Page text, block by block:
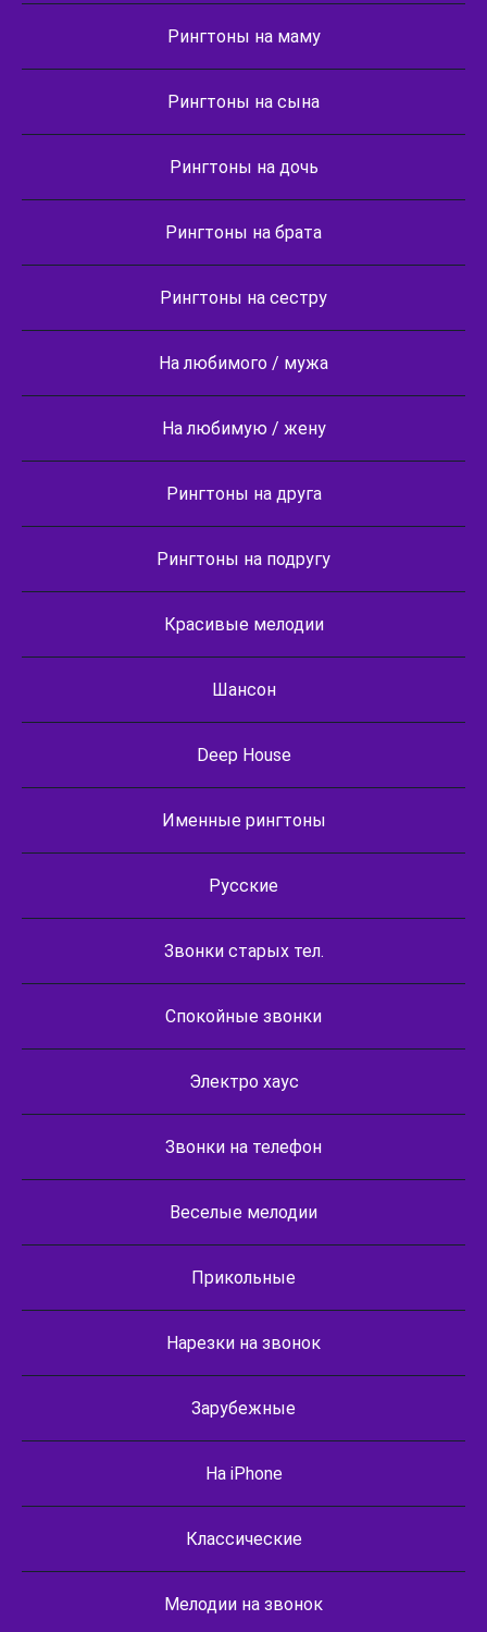
Рингтоны на маму
Рингтоны на сына
Рингтоны на дочь
Рингтоны на брата
Рингтоны на сестру
На любимого / мужа
На любимую / жену
Рингтоны на друга
Рингтоны на подругу
Красивые мелодии
Шансон
Deep House
Именные рингтоны
Русские
Звонки старых тел.
Спокойные звонки
Электро хаус
Звонки на телефон
Веселые мелодии
Прикольные
Нарезки на звонок
Зарубежные
На iPhone
Классические
Мелодии на звонок